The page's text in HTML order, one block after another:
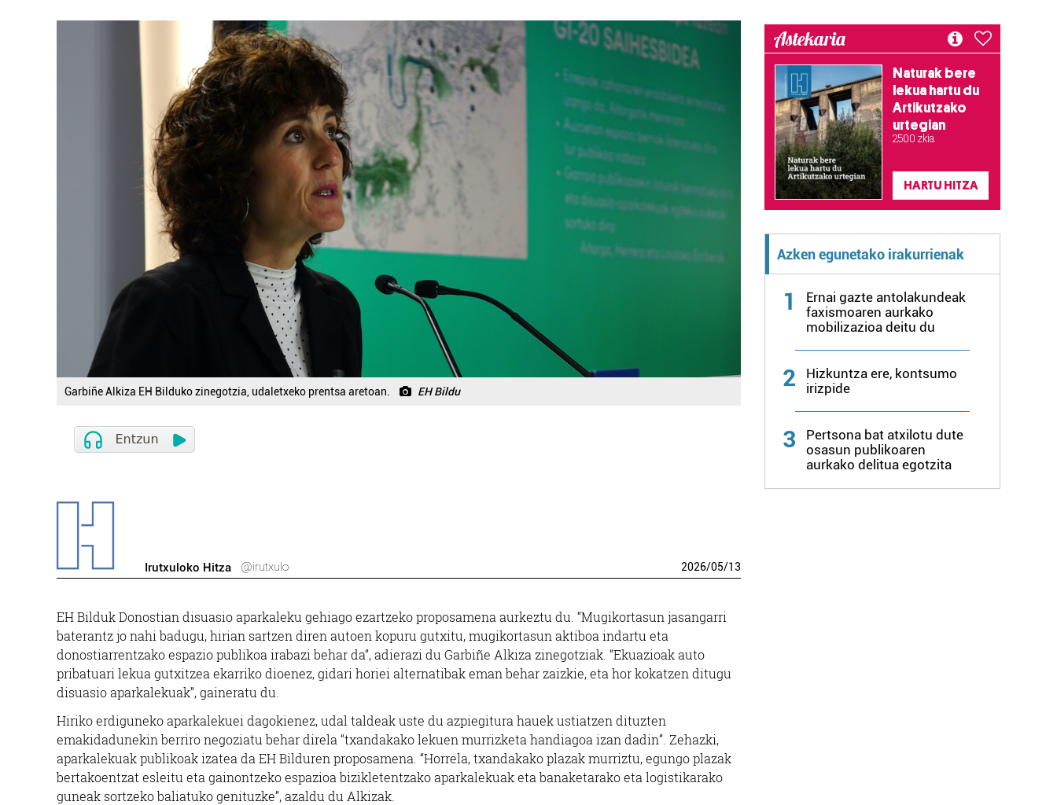
Garbiñe Alkiza EH Bilduko zinegotzia, udaletxeko prentsa aretoan. EH Bildu
Irutxuloko Hitza @irutxulo 2026/05/13
EH Bilduk Donostian disuasio aparkaleku gehiago ezartzeko proposamena aurkeztu du. “Mugikortasun jasangarri
baterantz jo nahi badugu, hirian sartzen diren autoen kopuru gutxitu, mugikortasun aktiboa indartu eta
donostiarrentzako espazio publikoa irabazi behar da”, adierazi du Garbiñe Alkiza zinegotziak. “Ekuazioak auto
pribatuari lekua gutxitzea ekarriko dioenez, gidari horiei alternatibak eman behar zaizkie, eta hor kokatzen ditugu
disuasio aparkalekuak”, gaineratu du.
Hiriko erdiguneko aparkalekuei dagokienez, udal taldeak uste du azpiegitura hauek ustiatzen dituzten
emakidadunekin berriro negoziatu behar direla “txandakako lekuen murrizketa handiagoa izan dadin”. Zehazki,
aparkalekuak publikoak izatea da EH Bilduren proposamena. “Horrela, txandakako plazak murriztu, egungo plazak
bertakoentzat esleitu eta gainontzeko espazioa bizikletentzako aparkalekuak eta banaketarako eta logistikarako
guneak sortzeko baliatuko genituzke”, azaldu du Alkizak.
Astekaria
Naturak bere
lekua hartu du
Artikutzako
urtegian
2.500 zkia.
HARTU HITZA
Azken egunetako irakurrienak
1
Ernai gazte antolakundeak
faxismoaren aurkako
mobilizazioa deitu du
2
Hizkuntza ere, kontsumo
irizpide
3
Pertsona bat atxilotu dute
osasun publikoaren
aurkako delitua egotzita